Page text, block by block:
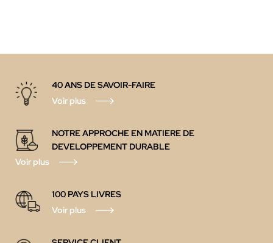
40 ANS DE SAVOIR-FAIRE
Voir plus
NOTRE APPROCHE EN MATIERE DE
DEVELOPPEMENT DURABLE
Voir plus
100 PAYS LIVRES
Voir plus